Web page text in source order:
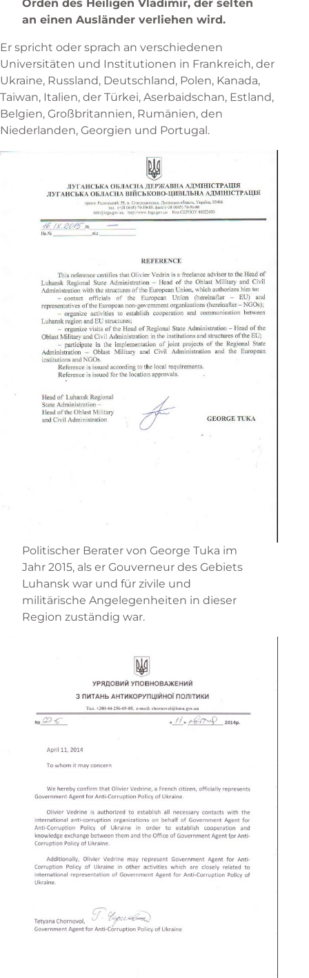
Orden des Heiligen Vladimir, der selten
an einen Ausländer verliehen wird.
Er spricht oder sprach an verschiedenen
Universitäten und Institutionen in Frankreich, der
Ukraine, Russland, Deutschland, Polen, Kanada,
Taiwan, Italien, der Türkei, Aserbaidschan, Estland,
Belgien, Großbritannien, Rumänien, den
Niederlanden, Georgien und Portugal.
Politischer Berater von George Tuka im
Jahr 2015, als er Gouverneur des Gebiets
Luhansk war und für zivile und
militärische Angelegenheiten in dieser
Region zuständig war.